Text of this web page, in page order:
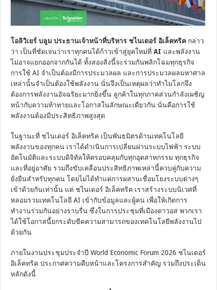
โอลิวิเยร์ บลูม ประธานเจ้าหน้าที่บริหาร ชไนเดอร์ อิเล็คทริค กล่าว
ว่า เป็นที่ชัดเจนว่าเราทุกคนได้ก้าวเข้าสู่ยุคใหม่ที่AI และพลังงาน
ไม่อาจแยกออกจากกันได้ ทั้งสองสิ่งนี้จะร่วมกันพลิกโฉมทุกธุรกิจ
การใช้ AI จำเป็นต้องมีการประมวลผล และการประมวลผลมหาศาล
เหล่านั้นจำเป็นต้องใช้พลังงาน นั่นจึงเป็นเหตุผลว่าทำไมโลกจึง
ต้องการพลังงานอัจฉริยะมากยิ่งขึ้น ลูกค้าในทุกภาคส่วนกำลังเผชิญ
หน้ากับความท้าทายและโอกาสในลักษณะเดียวกัน นั่นคือการใช้
พลังงานต้องมีประสิทธิภาพสูงสุด
ในฐานะที่ ชไนเดอร์ อิเล็คทริค เป็นพันธมิตรด้านเทคโนโลยี
พลังงานของทุกคน เราได้ดำเนินการเปลี่ยนผ่านระบบไฟฟ้า ระบบ
อัตโนมัติและระบบดิจิทัลให้ครอบคลุมกับทุกอุตสาหกรรม ทุกธุรกิจ
และที่อยู่อาศัย รวมถึงขับเคลื่อนประสิทธิภาพเหล่านี้ควบคู่กับความ
ยั่งยืนสำหรับทุกคน โดยไม่ได้ทำแค่การผสานเชื่อมโยงระบบต่างๆ
เข้าด้วยกันเท่านั้น แต่ ชไนเดอร์ อิเล็คทริค เราสร้างระบบนิเวศที่
หลอมรวมเทคโนโลยี AI เข้ากับข้อมูลและผู้คน เพื่อให้เกิดการ
ทำงานร่วมกันอย่างราบรื่น ซึ่งในการประชุมที่เมืองดาวอส พวกเรา
ได้ใช้โอกาสนี้ยกระดับขีดความสามารถของเทคโนโลยีพลังงานไป
ด้วยกัน
ภายในงานประชุมประจำปี World Economic Forum 2026 ชไนเดอร์
อิเล็คทริค ประกาศความคืบหน้าและโครงการสำคัญ รวมถึงประเด็น
หลักดังนี้